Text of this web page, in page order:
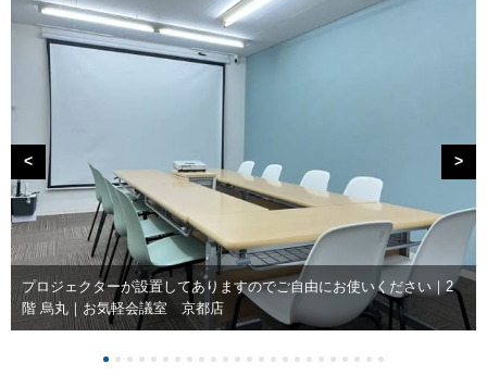
プロジェクターが設置してありますのでご自由にお使いください｜2
階 烏丸｜お気軽会議室 京都店
< >